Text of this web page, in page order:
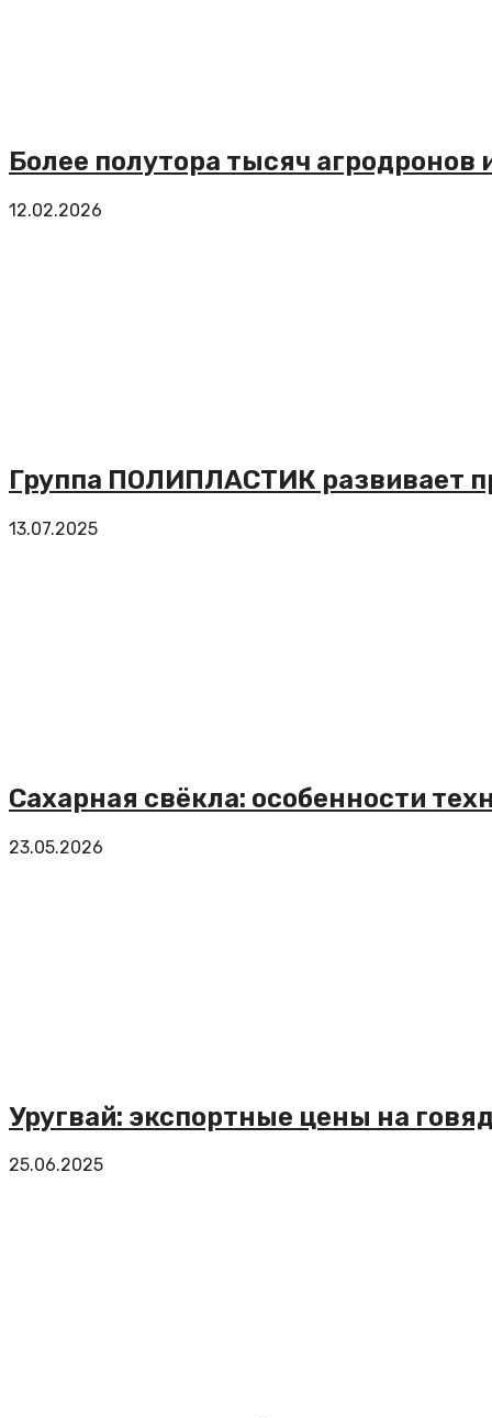
Более полутора тысяч агродронов
12.02.2026
Группа ПОЛИПЛАСТИК развивает
13.07.2025
Сахарная свёкла: особенности
23.05.2026
Уругвай: экспортные цены на
25.06.2025